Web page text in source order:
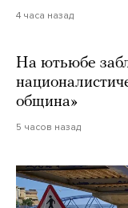
4 часа назад
На ютьюбе
община»
5 часов назад